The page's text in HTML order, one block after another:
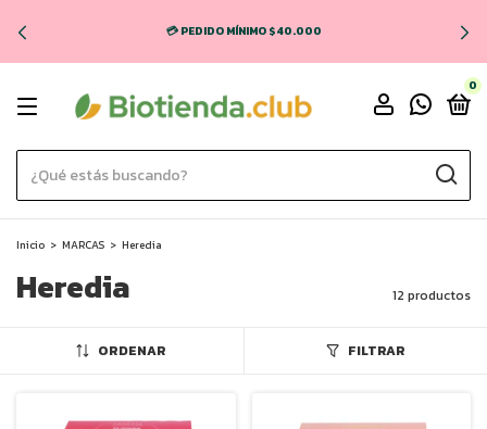
💳 PEDIDO MÍNIMO $40.000
0
Inicio > MARCAS > Heredia
Heredia 12 productos
ORDENAR FILTRAR